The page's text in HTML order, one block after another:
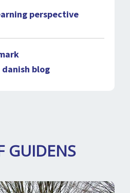
perspective
blog
GUIDENS